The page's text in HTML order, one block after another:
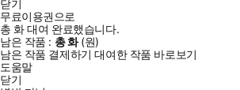
닫기
무료이용권으로
총 화대여 완료했습니다.
남은 작품 : 총화(원)
남은 작품 결제하기 대여한 작품 바로보기
도움말
닫기